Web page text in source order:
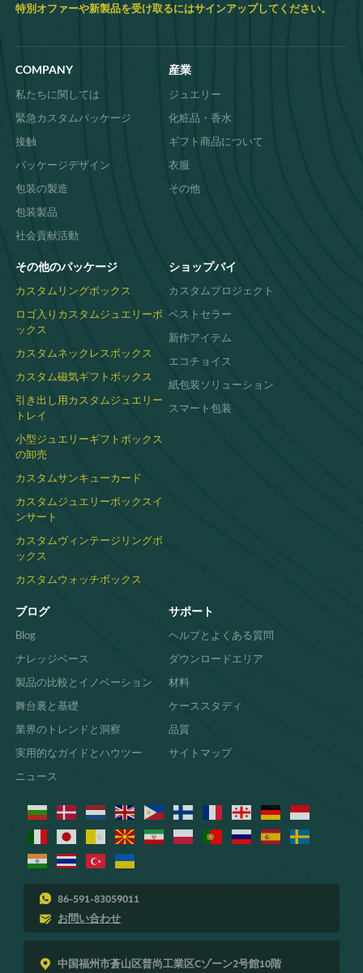
特別オファーや新製品を受け取るにはサインアップしてください。
COMPANY
私たちに関しては
緊急カスタムパッケージ
接触
パッケージデザイン
包装の製造
包装製品
社会貢献活動
産業
ジュエリー
化粧品・香水
ギフト商品について
衣服
その他
その他のパッケージ
カスタムリングボックス
ロゴ入りカスタムジュエリーボ
ックス
カスタムネックレスボックス
カスタム磁気ギフトボックス
引き出し用カスタムジュエリー
トレイ
小型ジュエリーギフトボックス
の卸売
カスタムサンキューカード
カスタムジュエリーボックスイ
ンサート
カスタムヴィンテージリングボ
ックス
カスタムウォッチボックス
ショップバイ
カスタムプロジェクト
ベストセラー
新作アイテム
エコチョイス
紙包装ソリューション
スマート包装
ブログ
Blog
ナレッジベース
製品の比較とイノベーション
舞台裏と基礎
業界のトレンドと洞察
実用的なガイドとハウツー
ニュース
サポート
ヘルプとよくある質問
ダウンロードエリア
材料
ケーススタディ
品質
サイトマップ
86-591-83059011
お問い合わせ
中国福州市蒼山区普尚工業区Cゾーン2号館10階